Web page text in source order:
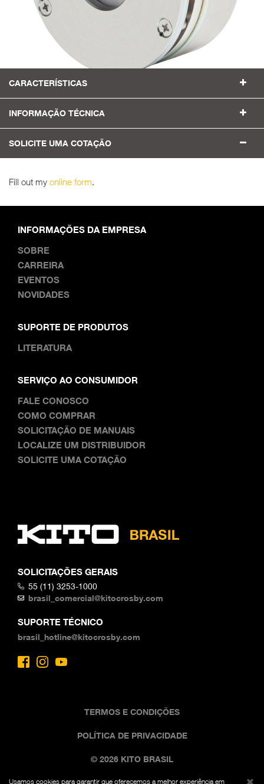
CARACTERÍSTICAS
INFORMAÇÃO TÉCNICA
SOLICITE UMA COTAÇÃO
Fill out my online form.
SOLICITAÇÕES GERAIS
55 (11) 3253-1000
brasil_comercial@kitocrosby.com
SUPORTE TÉCNICO
brasil_hotline@kitocrosby.com
INFORMAÇÕES DA EMPRESA
SOBRE
CARREIRA
EVENTOS
NOVIDADES
SUPORTE DE PRODUTOS
LITERATURA
SERVIÇO AO CONSUMIDOR
FALE CONOSCO
COMO COMPRAR
SOLICITAÇÃO DE MANUAIS
LOCALIZE UM DISTRIBUIDOR
SOLICITE UMA COTAÇÃO
© 2026 KITO BRASIL
TERMOS E CONDIÇÕES
POLÍTICA DE PRIVACIDADE
Usamos cookies para garantir que oferecemos a melhor experiência em